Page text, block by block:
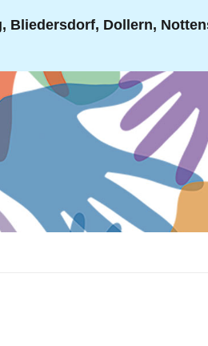
Bliedersdorf, Dollern,